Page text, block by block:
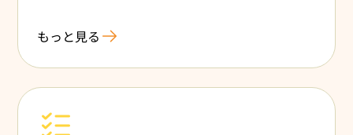
もっと見る